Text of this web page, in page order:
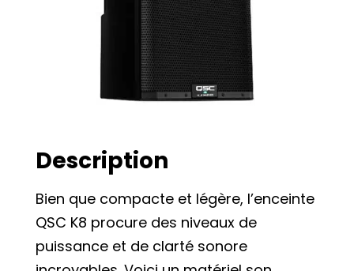
Description
Bien que compacte et légère, l’enceinte
QSC K8 procure des niveaux de
puissance et de clarté sonore